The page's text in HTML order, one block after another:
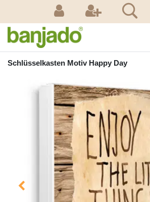
Schlüsselkasten Motiv Happy Day